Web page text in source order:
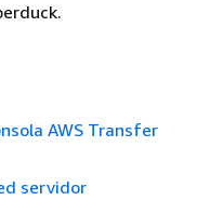
AWS Transfer
servidor